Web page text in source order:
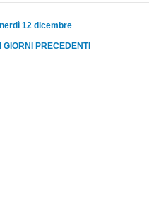
12 dicembre
GIORNI PRECEDENTI